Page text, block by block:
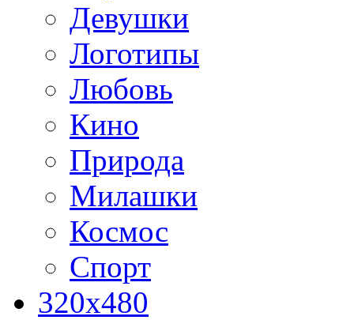
Девушки
Логотипы
Любовь
Кино
Природа
Милашки
Космос
Спорт
320x480